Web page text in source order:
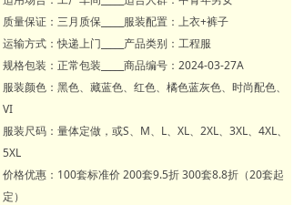
质量保证：三月质保_____服装配置：上衣+裤子
运输方式：快递上门_____产品类别：工程服
规格包装：正常包装_____商品编号：2024-03-27A
服装颜色：黑色、藏蓝色、红色、橘色蓝灰色、时尚配色、
VI
服装尺码：量体定做，或S、M、L、XL、2XL、3XL、4XL、
5XL
价格优惠：100套标准价 200套9.5折 300套8.8折（20套起
定）